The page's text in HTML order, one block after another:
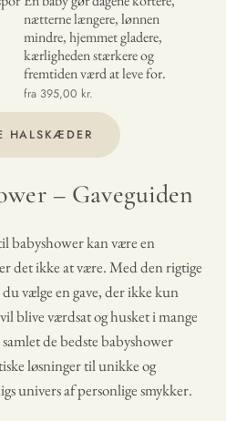
nætterne længere, lønnen
mindre, hjemmet gladere,
kærligheden stærkere og
fremtiden værd at leve for.
fra 395,00 kr.
HALSKÆDER
– Gaveguiden
babyshower kan være en
det ikke at være. Med den rigtige
vælge en gave, der ikke kun
blive værdsat og husket i mange
de bedste babyshower
løsninger til unikke og
univers af personlige smykker.